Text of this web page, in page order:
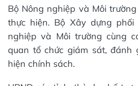
Bộ Nông nghiệp và Môi
thực hiện. Bộ Xây dựng
nghiệp và Môi trường cùng
quan tổ chức giám sát, đánh
hiện chính sách.